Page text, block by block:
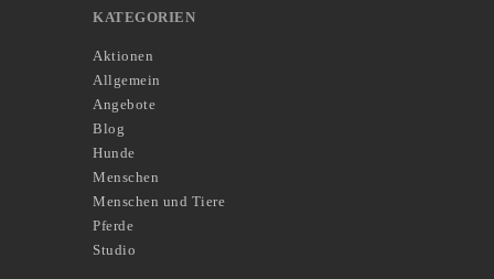
KATEGORIEN
Aktionen
Allgemein
Angebote
Blog
Hunde
Menschen
Menschen und Tiere
Pferde
Studio